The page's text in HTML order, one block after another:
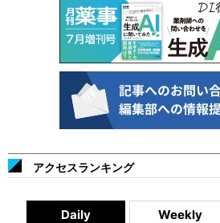
アクセスランキング
Daily Weekly